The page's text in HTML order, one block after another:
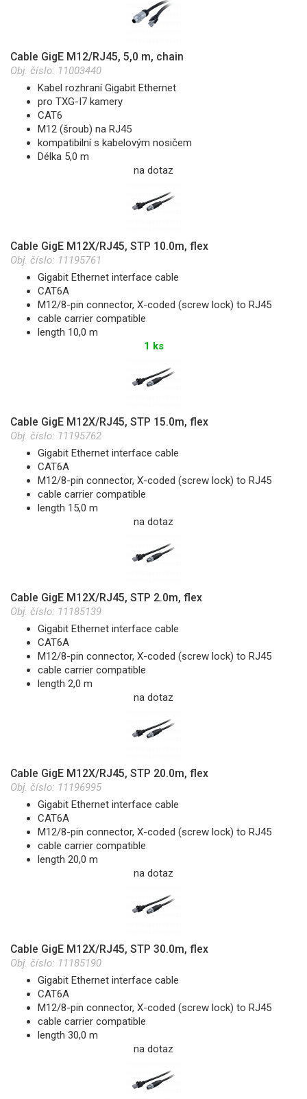
Cable GigE M12/RJ45, 5,0 m, chain
Obj. číslo: 11003440
Kabel rozhraní Gigabit Ethernet
pro TXG-I7 kamery
CAT6
M12 (šroub) na RJ45
kompatibilní s kabelovým nosičem
Délka 5,0 m
na dotaz
Cable GigE M12X/RJ45, STP 10.0m, flex
Obj. číslo: 11195761
Gigabit Ethernet interface cable
CAT6A
M12/8-pin connector, X-coded (screw lock) to RJ45
cable carrier compatible
length 10,0 m
1 ks
Cable GigE M12X/RJ45, STP 15.0m, flex
Obj. číslo: 11195762
Gigabit Ethernet interface cable
CAT6A
M12/8-pin connector, X-coded (screw lock) to RJ45
cable carrier compatible
length 15,0 m
na dotaz
Cable GigE M12X/RJ45, STP 2.0m, flex
Obj. číslo: 11185139
Gigabit Ethernet interface cable
CAT6A
M12/8-pin connector, X-coded (screw lock) to RJ45
cable carrier compatible
length 2,0 m
na dotaz
Cable GigE M12X/RJ45, STP 20.0m, flex
Obj. číslo: 11196995
Gigabit Ethernet interface cable
CAT6A
M12/8-pin connector, X-coded (screw lock) to RJ45
cable carrier compatible
length 20,0 m
na dotaz
Cable GigE M12X/RJ45, STP 30.0m, flex
Obj. číslo: 11185190
Gigabit Ethernet interface cable
CAT6A
M12/8-pin connector, X-coded (screw lock) to RJ45
cable carrier compatible
length 30,0 m
na dotaz